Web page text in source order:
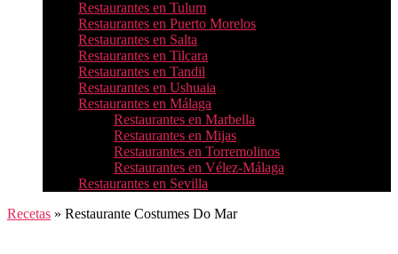
Restaurantes en Tulum
Restaurantes en Puerto Morelos
Restaurantes en Salta
Restaurantes en Tilcara
Restaurantes en Tandil
Restaurantes en Ushuaia
Restaurantes en Málaga
Restaurantes en Marbella
Restaurantes en Mijas
Restaurantes en Torremolinos
Restaurantes en Vélez-Málaga
Restaurantes en Sevilla
Recetas » Restaurante Costumes Do Mar